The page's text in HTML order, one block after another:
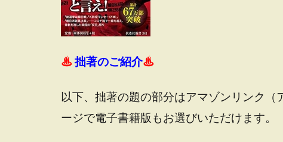
♨拙著のご紹介♨
以下、拙著の題の部分はアマゾンリンク
ージで電子書籍版もお選びいただけます。